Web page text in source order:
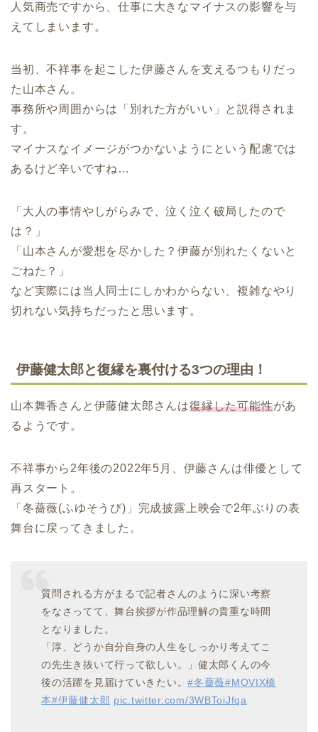
人気商売ですから、仕事に大きなマイナスの影響を与
えてしまいます。
当初、不祥事を起こした伊藤さんを支えるつもりだっ
た山本さん。
事務所や周囲からは「別れた方がいい」と説得されま
す。
マイナスなイメージがつかないようにという配慮では
あるけど辛いですね…
「大人の事情やしがらみで、泣く泣く破局したので
は？」
「山本さんが愛想を尽かした？伊藤が別れたくないと
ごねた？」
など実際には当人同士にしかわからない、複雑なやり
切れない気持ちだったと思います。
伊藤健太郎と復縁を裏付ける3つの理由！
山本舞香さんと伊藤健太郎さんは復縁した可能性があ
るようです。
不祥事から2年後の2022年5月、伊藤さんは俳優として
再スタート。
「冬薔薇(ふゆそうび)」完成披露上映会で2年ぶりの表
舞台に戻ってきました。
質問される方がまるで記者さんのように深い考察
をなさってて、舞台挨拶が作品理解の貴重な時間
となりました。
「淳、どうか自分自身の人生をしっかり考えてこ
の先生き抜いて行って欲しい。」健太郎くんの今
後の活躍を見届けていきたい。#冬薔薇#MOVIX橋
本#伊藤健太郎 pic.twitter.com/3WBToiJfqa